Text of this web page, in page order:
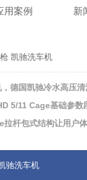
用案例 新
凯驰洗车机
德国凯驰冷水高压
5/11 Cage基础参数
杆包式结构让用户
驰洗车机